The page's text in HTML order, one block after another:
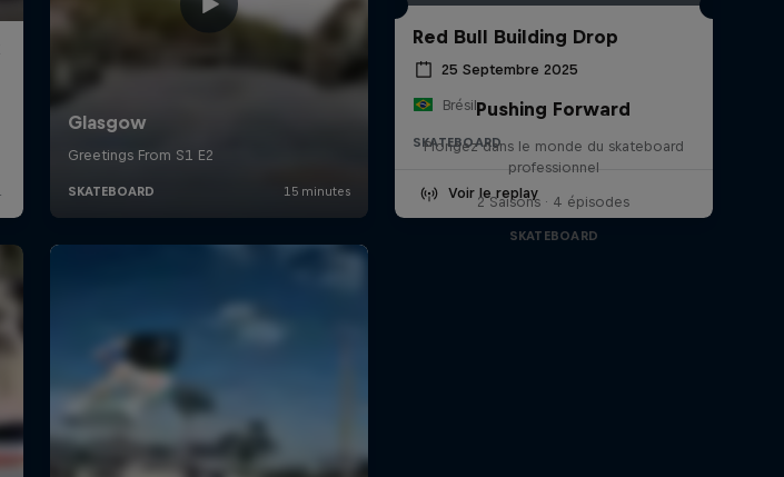
Red Bull Building Drop
25 Septembre 2025
Brésil
SKATEBOARD
Voir le replay
Pushing Forward
Plongez dans le monde du skateboard
professionnel
2 Saisons · 4 épisodes
SKATEBOARD